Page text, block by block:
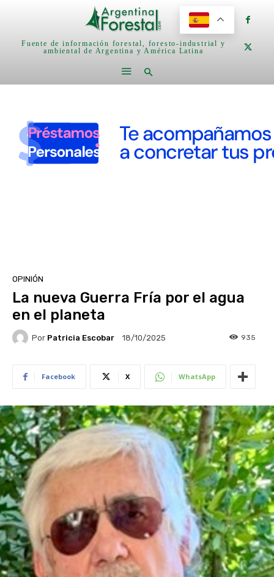
Fuente de información forestal, foresto-industrial y
ambiental de Argentina y América Latina
OPINIÓN
La nueva Guerra Fría por el agua
en el planeta
Por Patricia Escobar 18/10/2025 935
Facebook X WhatsApp